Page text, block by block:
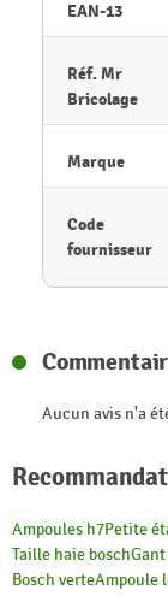
EAN-13
Réf. Mr
Bricolage
Marque
Code
fournisseur
Aucun avis n'a
Ampoules h7Petite
Taille haie bosch
Bosch verteAmpoule